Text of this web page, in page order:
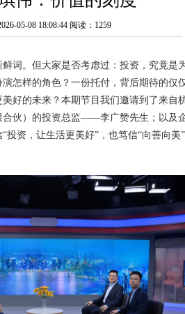
05-08 18:08:44 阅读：1259
词。但大家是否考虑过：投资，究竟是
怎样的角色？一份托付，背后期待的仅
好的未来？本期节目我们邀请到了来自
合伙）的投资总监——李广赞先生；以及
资，让生活更美好”，也笃信“向善向美